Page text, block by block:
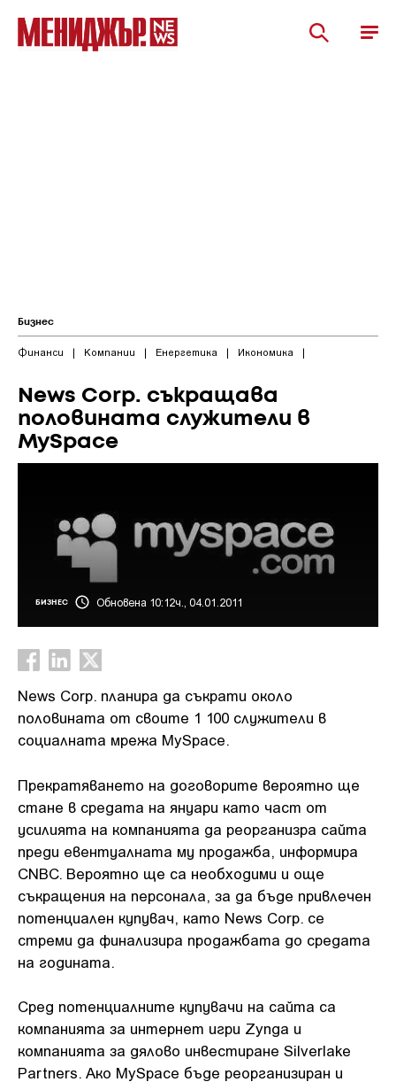
Бизнес
Финанси | Компании | Енергетика | Икономика |
News Corp. съкращава
половината служители в
MySpace
БИЗНЕС Обновена 10:12ч., 04.01.2011
News Corp. планира да съкрати около
половината от своите 1 100 служители в
социалната мрежа MySpace.
Прекратяването на договорите вероятно ще
стане в средата на януари като част от
усилията на компанията да реорганизра сайта
преди евентуалната му продажба, информира
CNBC. Вероятно ще са необходими и още
съкращения на персонала, за да бъде привлечен
потенциален купувач, като News Corp. се
стреми да финализира продажбата до средата
на годината.
Сред потенциалните купувачи на сайта са
компанията за интернет игри Zynga и
компанията за дялово инвестиране Silverlake
Partners. Ако MySpace бъде реорганизиран и